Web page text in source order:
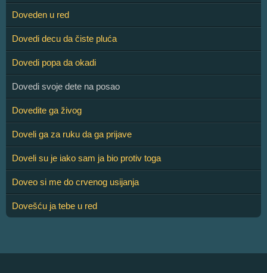
Doveden u red
Dovedi decu da čiste pluća
Dovedi popa da okadi
Dovedi svoje dete na posao
Dovedite ga živog
Doveli ga za ruku da ga prijave
Doveli su je iako sam ja bio protiv toga
Doveo si me do crvenog usijanja
Dovešću ja tebe u red